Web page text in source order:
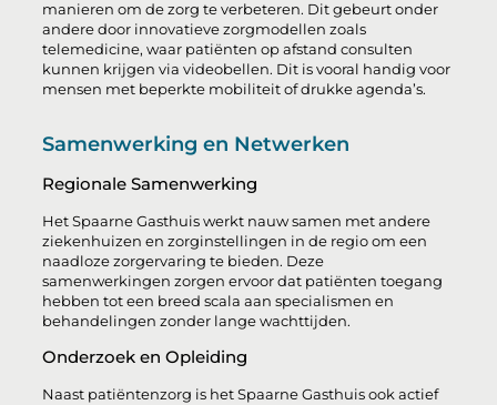
manieren om de zorg te verbeteren. Dit gebeurt onder
andere door innovatieve zorgmodellen zoals
telemedicine, waar patiënten op afstand consulten
kunnen krijgen via videobellen. Dit is vooral handig voor
mensen met beperkte mobiliteit of drukke agenda’s.
Samenwerking en Netwerken
Regionale Samenwerking
Het Spaarne Gasthuis werkt nauw samen met andere
ziekenhuizen en zorginstellingen in de regio om een
naadloze zorgervaring te bieden. Deze
samenwerkingen zorgen ervoor dat patiënten toegang
hebben tot een breed scala aan specialismen en
behandelingen zonder lange wachttijden.
Onderzoek en Opleiding
Naast patiëntenzorg is het Spaarne Gasthuis ook actief